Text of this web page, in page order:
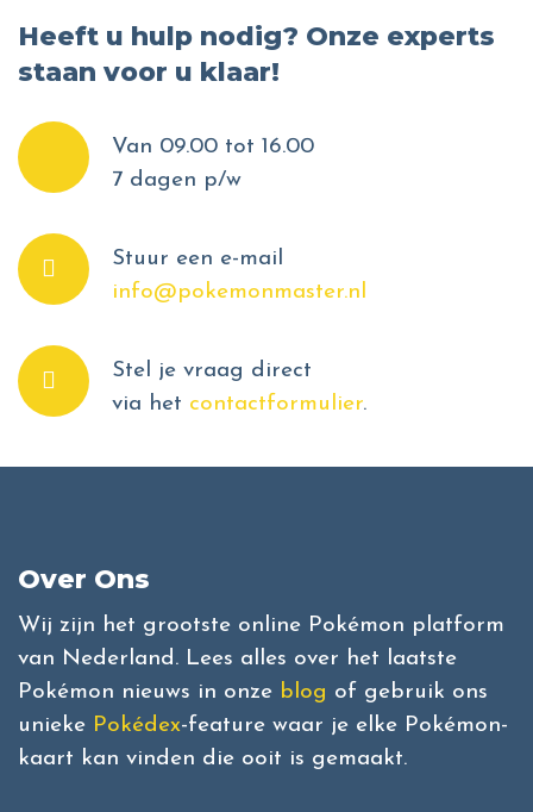
Heeft u hulp nodig? Onze experts
staan voor u klaar!
Van 09.00 tot 16.00
7 dagen p/w
Stuur een e-mail
info@pokemonmaster.nl
Stel je vraag direct
via het contactformulier.
Over Ons
Wij zijn het grootste online Pokémon platform
van Nederland. Lees alles over het laatste
Pokémon nieuws in onze blog of gebruik ons
unieke Pokédex-feature waar je elke Pokémon-
kaart kan vinden die ooit is gemaakt.